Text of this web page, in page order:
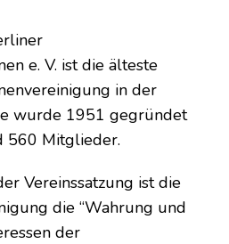
e. V. ist die älteste
in der
wurde 1951 gegründet
560 Mitglieder.
Vereinssatzung ist die
die “Wahrung und
der